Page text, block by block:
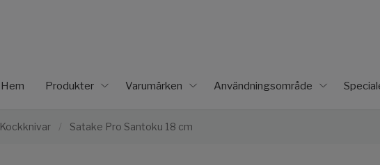
Hem Produkter Varumärken Användningsområde
Kockknivar / Satake Pro Santoku 18 cm